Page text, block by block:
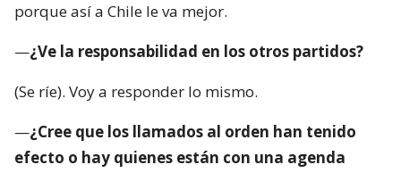
porque así a Chile le va mejor.
—¿Ve la responsabilidad en los otros partidos?
(Se ríe). Voy a responder lo mismo.
—¿Cree que los llamados al orden han tenido
efecto o hay quienes están con una agenda